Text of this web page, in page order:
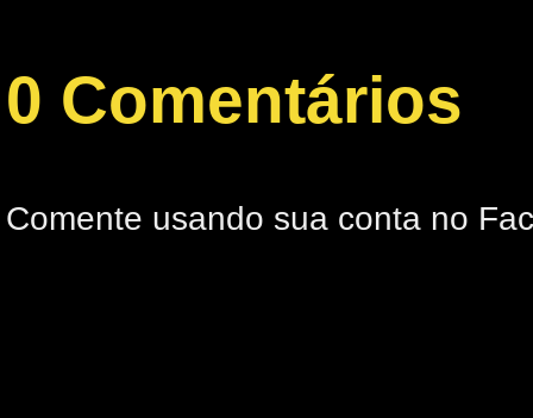
0 Comentários
Comente usando sua conta no